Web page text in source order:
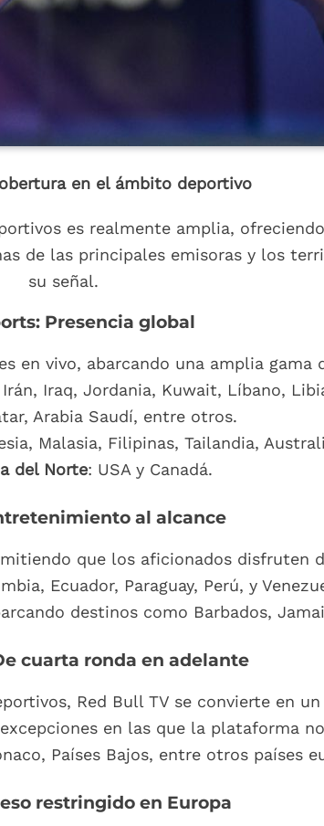
en el ámbito deportivo
es realmente amplia,
de las principales emisoras y los
su señal.
Presencia global
en vivo, abarcando una amplia
Iraq, Jordania, Kuwait, Líbano,
Arabia Saudí, entre otros.
Malasia, Filipinas, Tailandia,
del Norte: USA y Canadá.
al alcance
que los aficionados disfruten
Ecuador, Paraguay, Perú, y
destinos como Barbados,
cuarta ronda en adelante
Red Bull TV se convierte en
en las que la plataforma
Países Bajos, entre otros países
restringido en Europa